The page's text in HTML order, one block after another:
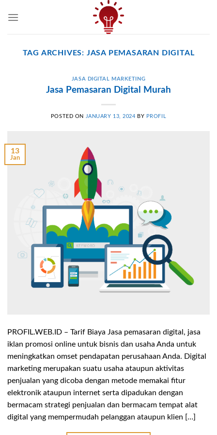
TAG ARCHIVES: JASA PEMASARAN DIGITAL
JASA DIGITAL MARKETING
Jasa Pemasaran Digital Murah
POSTED ON JANUARY 13, 2024 BY PROFIL
13
Jan
PROFIL.WEB.ID – Tarif Biaya Jasa pemasaran digital, jasa
iklan promosi online untuk bisnis dan usaha Anda untuk
meningkatkan omset pendapatan perusahaan Anda. Digital
marketing merupakan suatu usaha ataupun aktivitas
penjualan yang dicoba dengan metode memakai fitur
elektronik ataupun internet serta dipadukan dengan
bermacam strategi penjualan dan bermacam tempat alat
digital yang mempermudah pelanggan ataupun klien […]